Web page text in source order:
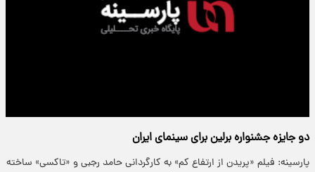
دو جایزه جشنواره برلین برای سینمای ایران
پارسینه: فیلم «پریدن از ارتفاع کم» به کارگردانی حامد رجبی و «تاکسی» ساخته